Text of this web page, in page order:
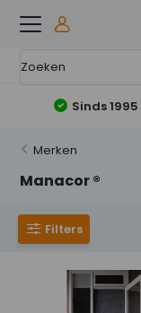
Sinds 1995
Merken
Manacor ®
Filters